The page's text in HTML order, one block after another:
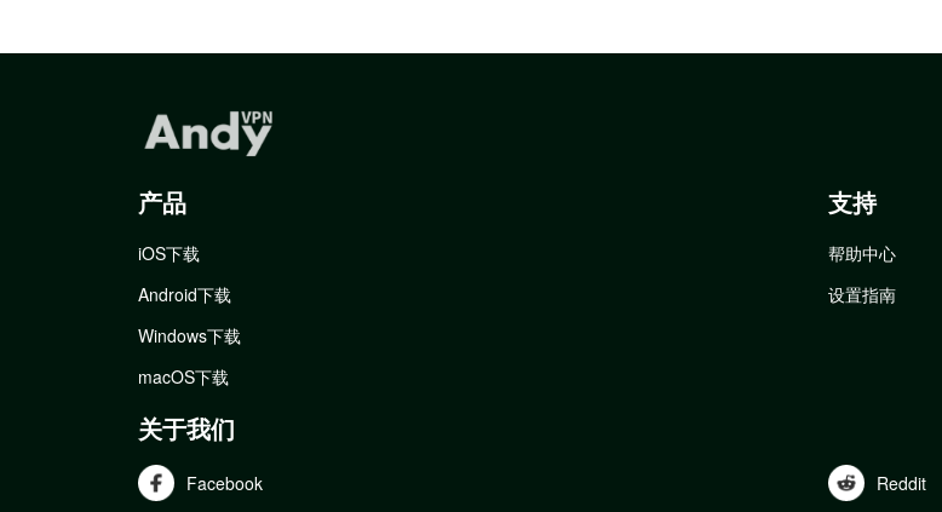
产品
iOS下载
Android下载
Windows下载
macOS下载
支持
帮助中心
设置指南
关于我们
Facebook Reddit